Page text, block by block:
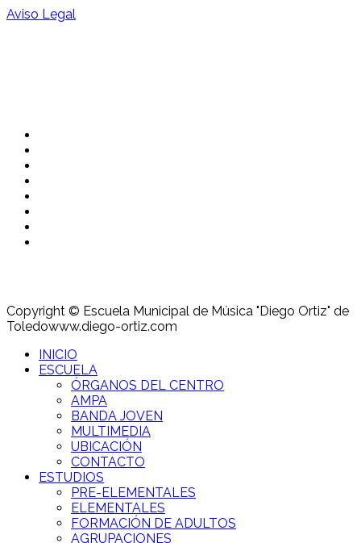
Aviso Legal
Copyright © Escuela Municipal de Música "Diego Ortiz" de
Toledowww.diego-ortiz.com
INICIO
ESCUELA
ÓRGANOS DEL CENTRO
AMPA
BANDA JOVEN
MULTIMEDIA
UBICACIÓN
CONTACTO
ESTUDIOS
PRE-ELEMENTALES
ELEMENTALES
FORMACIÓN DE ADULTOS
AGRUPACIONES